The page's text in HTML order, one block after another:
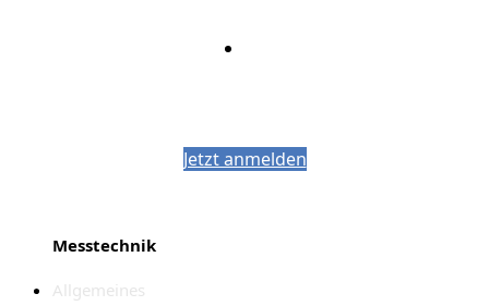
Jetzt anmelden
Messtechnik
Allgemeines